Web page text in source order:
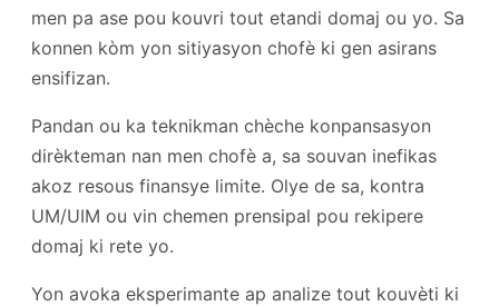
men pa ase pou kouvri tout etandi domaj ou yo. Sa
konnen kòm yon sitiyasyon chofè ki gen asirans
ensifizan.
Pandan ou ka teknikman chèche konpansasyon
dirèkteman nan men chofè a, sa souvan inefikas
akoz resous finansye limite. Olye de sa, kontra
UM/UIM ou vin chemen prensipal pou rekipere
domaj ki rete yo.
Yon avoka eksperimante ap analize tout kouvèti ki